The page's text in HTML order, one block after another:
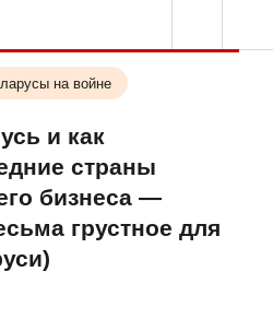
на войне
и как
страны
бизнеса —
грустное для